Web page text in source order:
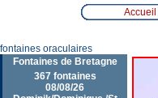
Accueil
fontaines oraculaires
Fontaines de Bretagne
367 fontaines
08/08/26